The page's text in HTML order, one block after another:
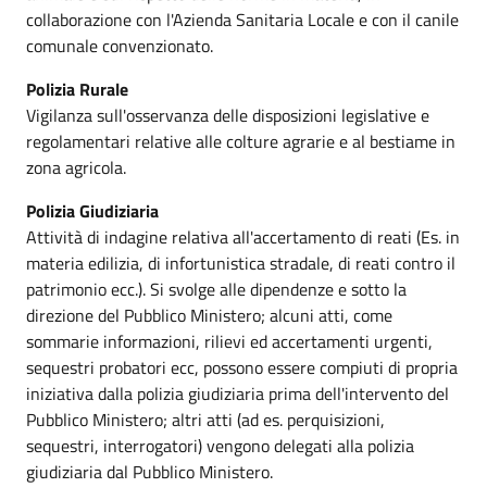
collaborazione con l'Azienda Sanitaria Locale e con il canile
comunale convenzionato.
Polizia Rurale
Vigilanza sull'osservanza delle disposizioni legislative e
regolamentari relative alle colture agrarie e al bestiame in
zona agricola.
Polizia Giudiziaria
Attività di indagine relativa all'accertamento di reati (Es. in
materia edilizia, di infortunistica stradale, di reati contro il
patrimonio ecc.). Si svolge alle dipendenze e sotto la
direzione del Pubblico Ministero; alcuni atti, come
sommarie informazioni, rilievi ed accertamenti urgenti,
sequestri probatori ecc, possono essere compiuti di propria
iniziativa dalla polizia giudiziaria prima dell'intervento del
Pubblico Ministero; altri atti (ad es. perquisizioni,
sequestri, interrogatori) vengono delegati alla polizia
giudiziaria dal Pubblico Ministero.